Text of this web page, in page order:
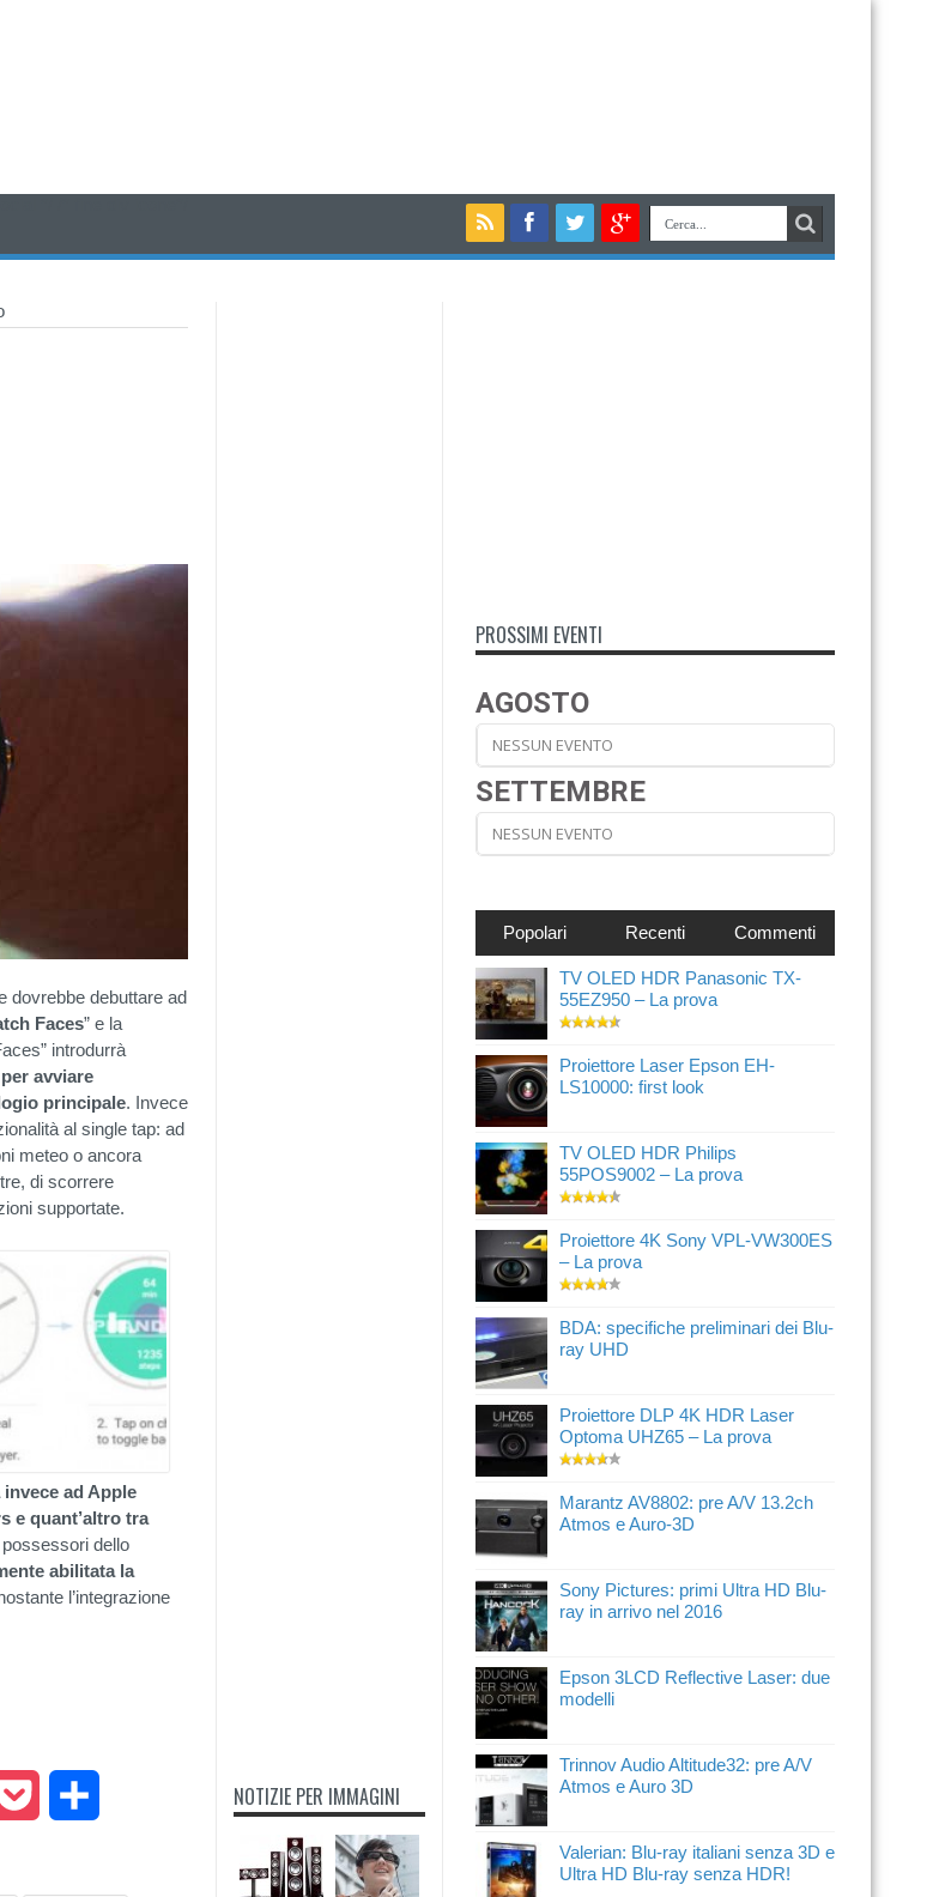
dovrebbe debuttare ad
Faces” e la
introdurrà
avviare
principale. Invece
al single tap: ad
meteo o ancora
di scorrere
supportate.
ad Apple
e quant’altro tra
dello
abilitata la
l’integrazione
Pocket NOTIZIE PER IMMAGINI
PROSSIMI EVENTI
AGOSTO
NESSUN EVENTO
SETTEMBRE
NESSUN EVENTO
Popolari Recenti Commenti
TV OLED HDR Panasonic TX-
55EZ950 – La prova
Proiettore Laser Epson EH-
LS10000: first look
TV OLED HDR Philips
55POS9002 – La prova
Proiettore 4K Sony VPL-VW300ES
– La prova
BDA: specifiche preliminari dei Blu-
ray UHD
Proiettore DLP 4K HDR Laser
Optoma UHZ65 – La prova
Marantz AV8802: pre A/V 13.2ch
Atmos e Auro-3D
Sony Pictures: primi Ultra HD Blu-
ray in arrivo nel 2016
Epson 3LCD Reflective Laser: due
modelli
Trinnov Audio Altitude32: pre A/V
Atmos e Auro 3D
Valerian: Blu-ray italiani senza 3D e
Ultra HD Blu-ray senza HDR!